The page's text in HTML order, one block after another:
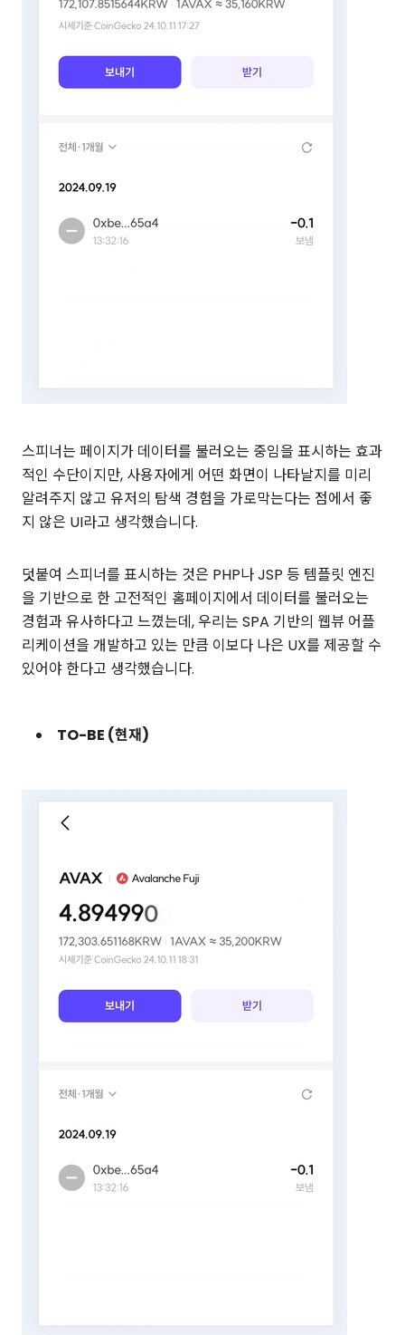
스피너는 페이지가 데이터를 불러오는 중임을 표시하는 효과
적인 수단이지만, 사용자에게 어떤 화면이 나타날지를 미리
알려주지 않고 유저의 탐색 경험을 가로막는다는 점에서 좋
지 않은 UI라고 생각했습니다.
덧붙여 스피너를 표시하는 것은 PHP나 JSP 등 템플릿 엔진
을 기반으로 한 고전적인 홈페이지에서 데이터를 불러오는
경험과 유사하다고 느꼈는데, 우리는 SPA 기반의 웹뷰 어플
리케이션을 개발하고 있는 만큼 이보다 나은 UX를 제공할 수
있어야 한다고 생각했습니다.
TO-BE (현재)